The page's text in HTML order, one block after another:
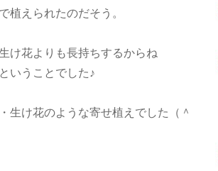
植えられたのだそう。
け花よりも長持ちするからね
いうことでした♪
生け花のような寄せ植えでした（＾